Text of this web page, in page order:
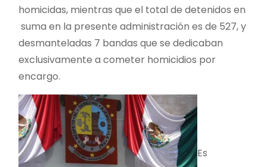
homicidas, mientras que el total de detenidos en
suma en la presente administración es de 527, y
desmanteladas 7 bandas que se dedicaban
exclusivamente a cometer homicidios por
encargo.
Es